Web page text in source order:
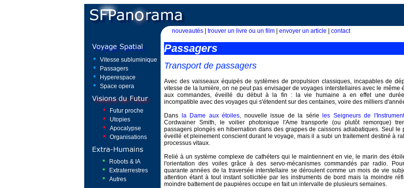
nouveautés trouver un livre ou un film envoyer un article contact
Vitesse subluminique
Passagers
Hyperespace
Space opera
Futur proche
Utopies
Apocalypse
Organisations
Robots & IA
Extraterrestres
Autres
Passagers
Transport de passagers
Avec des vaisseaux équipés de systèmes de propulsion classiques, incapables de
vitesse de la lumière, on ne peut pas envisager de voyages interstellaires avec le même
aux commandes, éveillé du début à la fin : la vie humaine a en effet une
incompatible avec des voyages qui s'étendent sur des centaines, voire des milliers
Dans
la Dame aux étoiles, nouvelle issue de la série les Seigneurs de
Cordwainer Smith, le voilier photonique l'Ame transporte (ou plutôt remorque)
passagers plongés en hibernation dans des grappes de caissons adiabatiques. Seul le
éveillé et pleinement conscient durant le voyage, mais il a subi un traitement destiné à
processus vitaux.
Relié à un système complexe de cathéters qui le maintiennent en vie, le marin des
l'orientation des voiles grâce à des servo-mécanismes commandés par radio.
quarante années de la traversée interstellaire se déroulent comme un mois de vie
attention étant à tout instant sollicitée par les instruments de bord mais la moindre
moindre battement de paupières occupe en fait un intervalle de plusieurs semaines.